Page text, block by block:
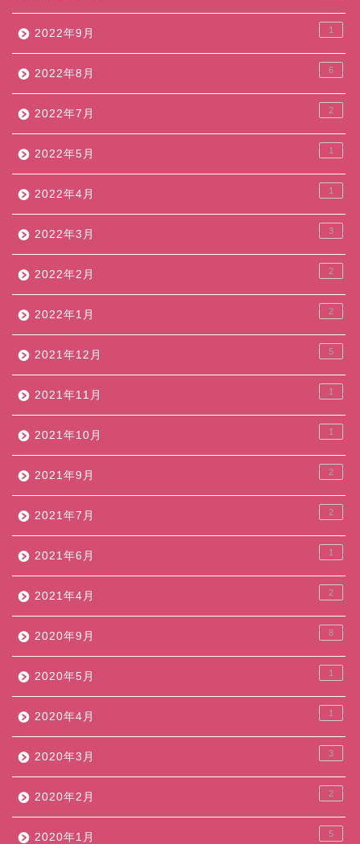
2022年9月 1
2022年8月 6
2022年7月 2
2022年5月 1
2022年4月 1
2022年3月 3
2022年2月 2
2022年1月 2
2021年12月 5
2021年11月 1
2021年10月 1
2021年9月 2
2021年7月 2
2021年6月 1
2021年4月 2
2020年9月 8
2020年5月 1
2020年4月 1
2020年3月 3
2020年2月 2
2020年1月 5